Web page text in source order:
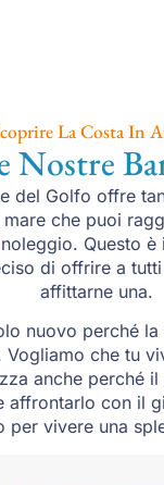
La Costa In
Nostre
del Golfo offre
che puoi
Questo
di offrire a
affittarne una.
nuovo perché
che tu
anche perché il
affrontarlo con il
per vivere una